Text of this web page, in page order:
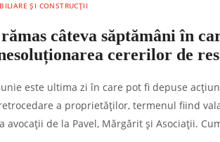
ȘI CONSTRUCȚII
câteva săptămâni în
cererilor de
este ultima zi în care pot fi depuse
a proprietăților, termenul fiind
avocații de la Pavel, Mărgărit și Asociații.